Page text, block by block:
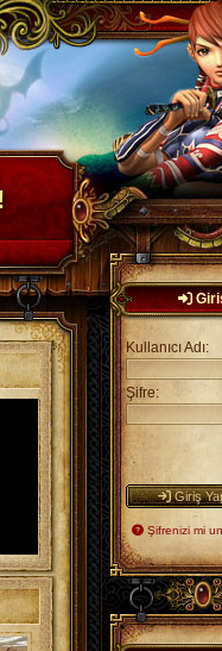
Kullanıcı Adı:
Şifre:
Giriş
Şifrenizi mi